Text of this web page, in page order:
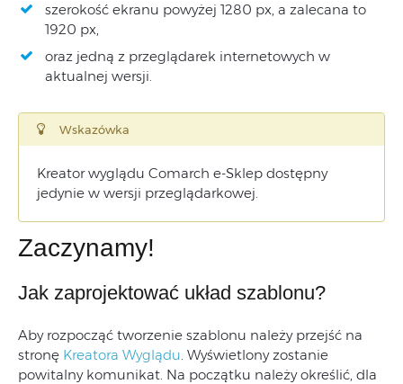
szerokość ekranu powyżej 1280 px, a zalecana to
1920 px,
oraz jedną z przeglądarek internetowych w
aktualnej wersji.
Wskazówka
Kreator wyglądu Comarch e-Sklep dostępny
jedynie w wersji przeglądarkowej.
Zaczynamy!
Jak zaprojektować układ szablonu?
Aby rozpocząć tworzenie szablonu należy przejść na
stronę Kreatora Wyglądu. Wyświetlony zostanie
powitalny komunikat. Na początku należy określić, dla